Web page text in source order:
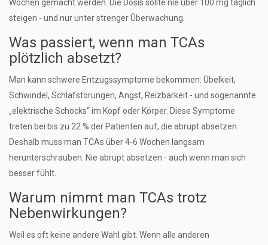
Wochen gemacht werden. Die Dosis sollte nie über 100 mg täglich
steigen - und nur unter strenger Überwachung.
Was passiert, wenn man TCAs
plötzlich absetzt?
Man kann schwere Entzugssymptome bekommen: Übelkeit,
Schwindel, Schlafstörungen, Angst, Reizbarkeit - und sogenannte
„elektrische Schocks“ im Kopf oder Körper. Diese Symptome
treten bei bis zu 22 % der Patienten auf, die abrupt absetzen.
Deshalb muss man TCAs über 4-6 Wochen langsam
herunterschrauben. Nie abrupt absetzen - auch wenn man sich
besser fühlt.
Warum nimmt man TCAs trotz
Nebenwirkungen?
Weil es oft keine andere Wahl gibt. Wenn alle anderen